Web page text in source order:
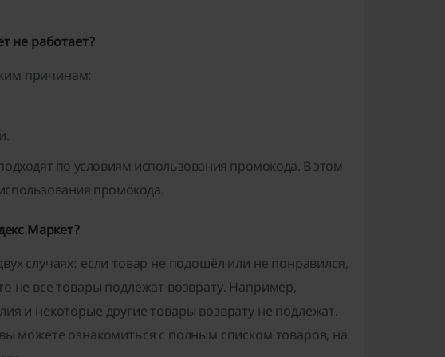
не работает?
причинам:
по условиям использования промокода. В этом
промокода.
Маркет?
случаях: если товар не подошёл или не понравился,
не все товары подлежат возврату. Например,
и некоторые другие товары возврату не подлежат.
можете ознакомиться с полным списком товаров, на